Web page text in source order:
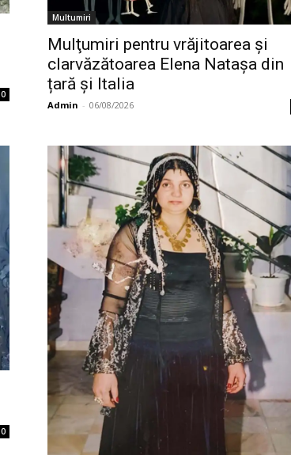
0
Multumiri
Mulţumiri pentru vrăjitoarea și
clarvăzătoarea Elena Natașa din
țară și Italia
Admin - 06/08/2026
0